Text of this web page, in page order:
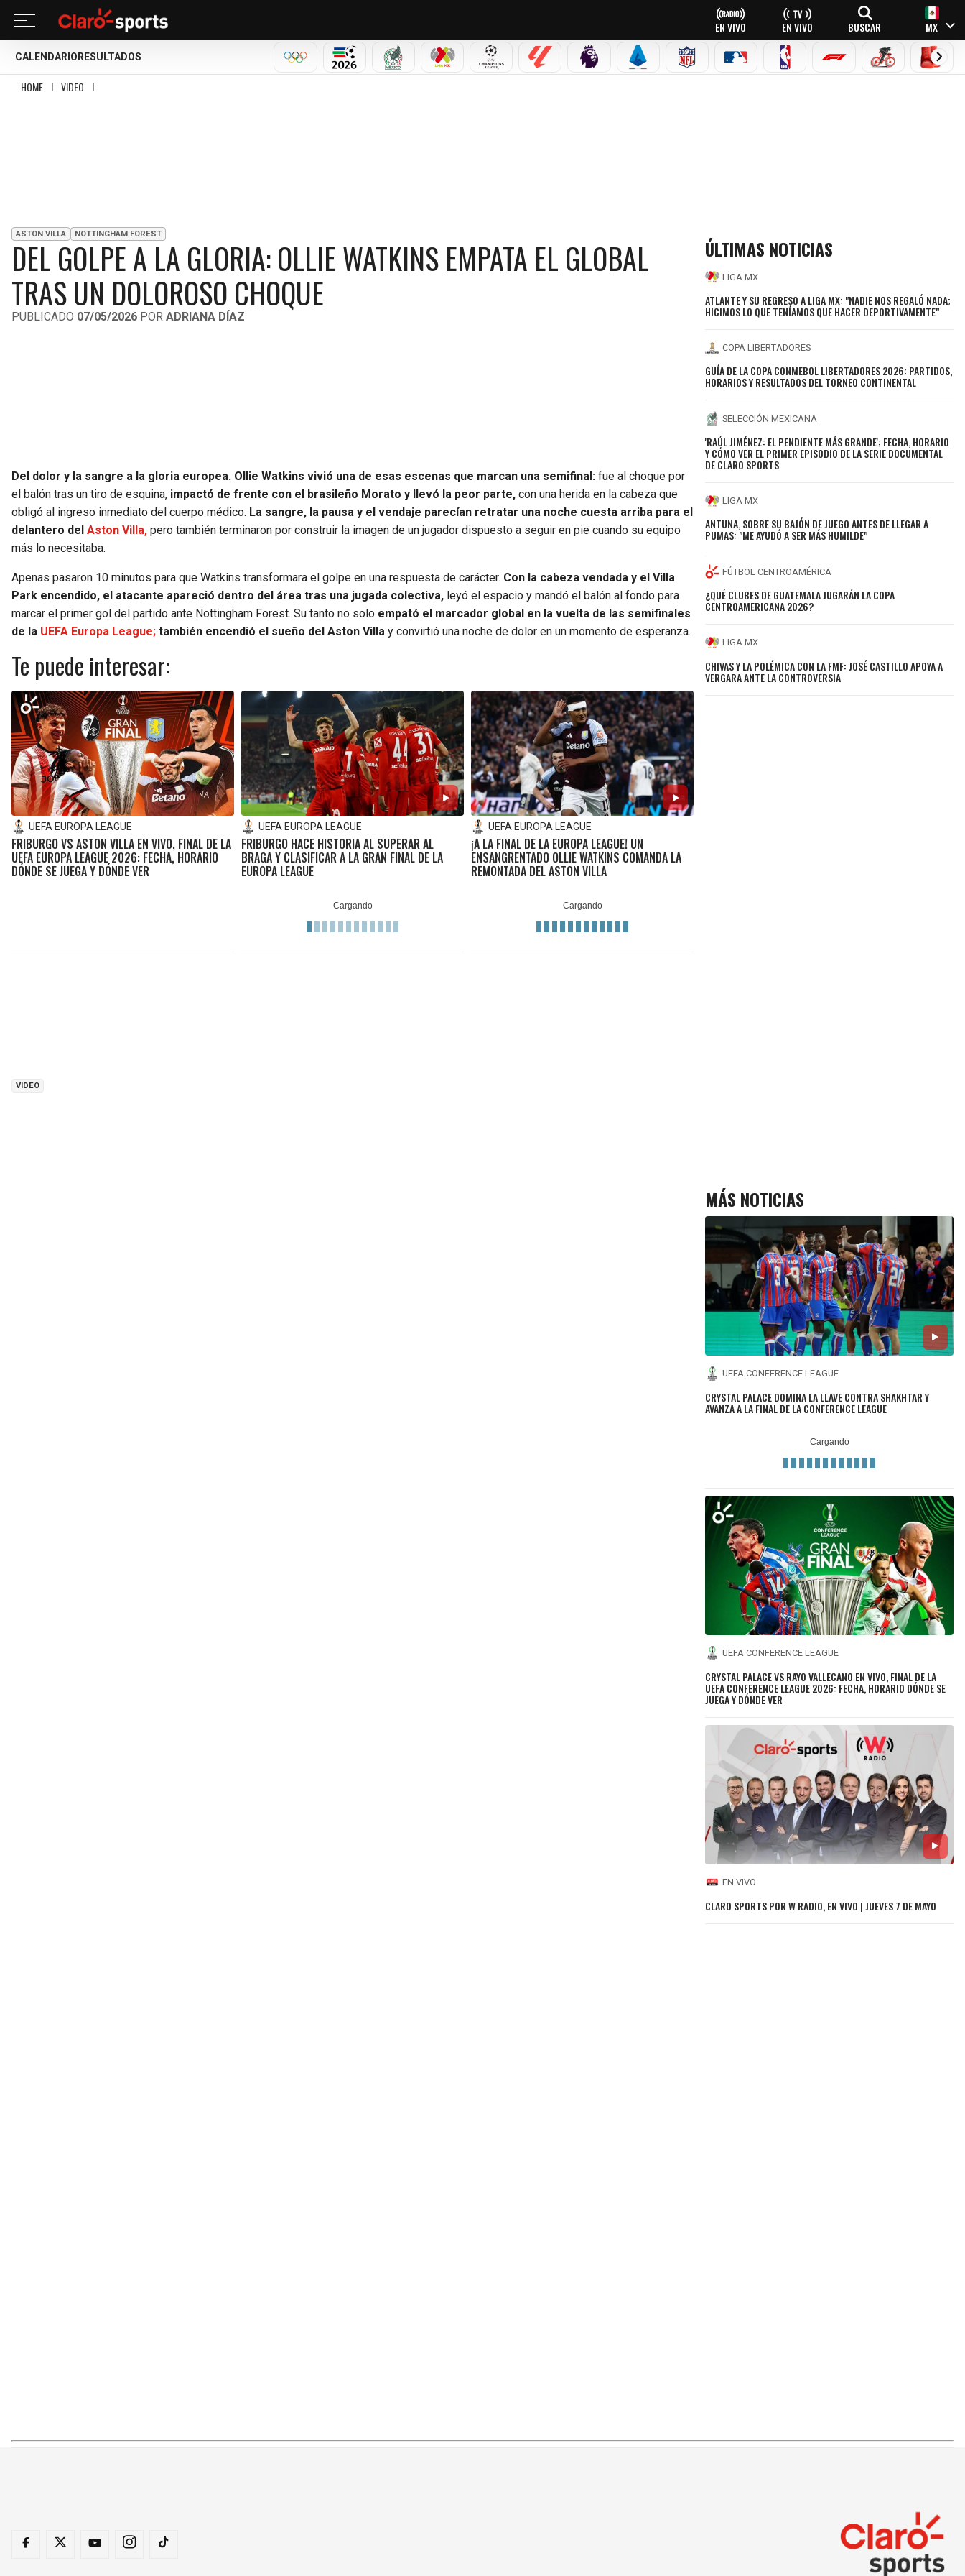
EN VIVO EN VIVO BUSCAR MX
CALENDARIO RESULTADOS
OLÍMPICOSMUNDIAL 2026SELECCIÓN MEXICANA
LIGA MX CHAMPIONS LEAGUE
LALIGA PREMIER LEAGUE
SERIE A NFL MLB NBA FÓRMULA 1CICLISMOBOXEO
HOME I VIDEO I
ASTON VILLA NOTTINGHAM FOREST
DEL GOLPE A LA GLORIA: OLLIE WATKINS EMPATA EL GLOBAL
TRAS UN DOLOROSO CHOQUE
PUBLICADO 07/05/2026 POR ADRIANA DÍAZ
Del dolor y la sangre a la gloria europea. Ollie Watkins vivió una de esas escenas que marcan una semifinal: fue al choque por
el balón tras un tiro de esquina, impactó de frente con el brasileño Morato y llevó la peor parte, con una herida en la cabeza que
obligó al ingreso inmediato del cuerpo médico. La sangre, la pausa y el vendaje parecían retratar una noche cuesta arriba para el
delantero del Aston Villa, pero también terminaron por construir la imagen de un jugador dispuesto a seguir en pie cuando su equipo
más lo necesitaba.
Apenas pasaron 10 minutos para que Watkins transformara el golpe en una respuesta de carácter. Con la cabeza vendada y el Villa
Park encendido, el atacante apareció dentro del área tras una jugada colectiva, leyó el espacio y mandó el balón al fondo para
marcar el primer gol del partido ante Nottingham Forest. Su tanto no solo empató el marcador global en la vuelta de las semifinales
de la UEFA Europa League; también encendió el sueño del Aston Villa y convirtió una noche de dolor en un momento de esperanza.
Te puede interesar:
UEFA EUROPA LEAGUE
FRIBURGO VS ASTON VILLA EN VIVO, FINAL DE LA
UEFA EUROPA LEAGUE 2026: FECHA, HORARIO
DÓNDE SE JUEGA Y DÓNDE VER
UEFA EUROPA LEAGUE
FRIBURGO HACE HISTORIA AL SUPERAR AL
BRAGA Y CLASIFICAR A LA GRAN FINAL DE LA
EUROPA LEAGUE
UEFA EUROPA LEAGUE
¡A LA FINAL DE LA EUROPA LEAGUE! UN
ENSANGRENTADO OLLIE WATKINS COMANDA LA
REMONTADA DEL ASTON VILLA
VIDEO
ÚLTIMAS NOTICIAS
LIGA MX
ATLANTE Y SU REGRESO A LIGA MX: "NADIE NOS REGALÓ NADA;
HICIMOS LO QUE TENÍAMOS QUE HACER DEPORTIVAMENTE"
COPA LIBERTADORES
GUÍA DE LA COPA CONMEBOL LIBERTADORES 2026: PARTIDOS,
HORARIOS Y RESULTADOS DEL TORNEO CONTINENTAL
SELECCIÓN MEXICANA
'RAÚL JIMÉNEZ: EL PENDIENTE MÁS GRANDE'; FECHA, HORARIO
Y CÓMO VER EL PRIMER EPISODIO DE LA SERIE DOCUMENTAL
DE CLARO SPORTS
LIGA MX
ANTUNA, SOBRE SU BAJÓN DE JUEGO ANTES DE LLEGAR A
PUMAS: "ME AYUDÓ A SER MÁS HUMILDE"
FÚTBOL CENTROAMÉRICA
¿QUÉ CLUBES DE GUATEMALA JUGARÁN LA COPA
CENTROAMERICANA 2026?
LIGA MX
CHIVAS Y LA POLÉMICA CON LA FMF: JOSÉ CASTILLO APOYA A
VERGARA ANTE LA CONTROVERSIA
MÁS NOTICIAS
UEFA CONFERENCE LEAGUE
CRYSTAL PALACE DOMINA LA LLAVE CONTRA SHAKHTAR Y
AVANZA A LA FINAL DE LA CONFERENCE LEAGUE
UEFA CONFERENCE LEAGUE
CRYSTAL PALACE VS RAYO VALLECANO EN VIVO, FINAL DE LA
UEFA CONFERENCE LEAGUE 2026: FECHA, HORARIO DÓNDE SE
JUEGA Y DÓNDE VER
EN VIVO
CLARO SPORTS POR W RADIO, EN VIVO | JUEVES 7 DE MAYO